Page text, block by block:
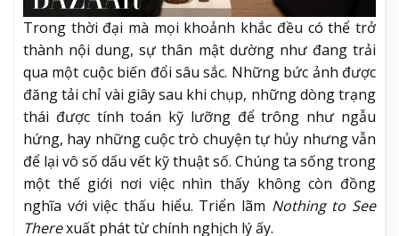
Trong thời đại mà mọi khoảnh khắc đều có thể trở
thành nội dung, sự thân mật dường như đang trải
qua một cuộc biến đổi sâu sắc. Những bức ảnh được
đăng tải chỉ vài giây sau khi chụp, những dòng trạng
thái được tính toán kỹ lưỡng để trông như ngẫu
hứng, hay những cuộc trò chuyện tự hủy nhưng vẫn
để lại vô số dấu vết kỹ thuật số. Chúng ta sống trong
một thế giới nơi việc nhìn thấy không còn đồng
nghĩa với việc thấu hiểu. Triển lãm Nothing to See
Therexuất phát từ chính nghịch lý ấy.